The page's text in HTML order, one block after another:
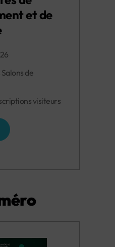
et de
de
visiteurs